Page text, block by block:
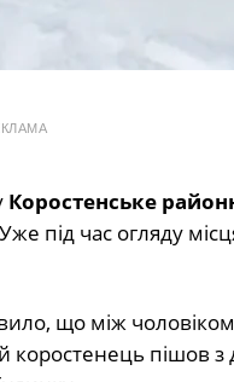
Коростенське
під час огляду
що між
коростенець пішов